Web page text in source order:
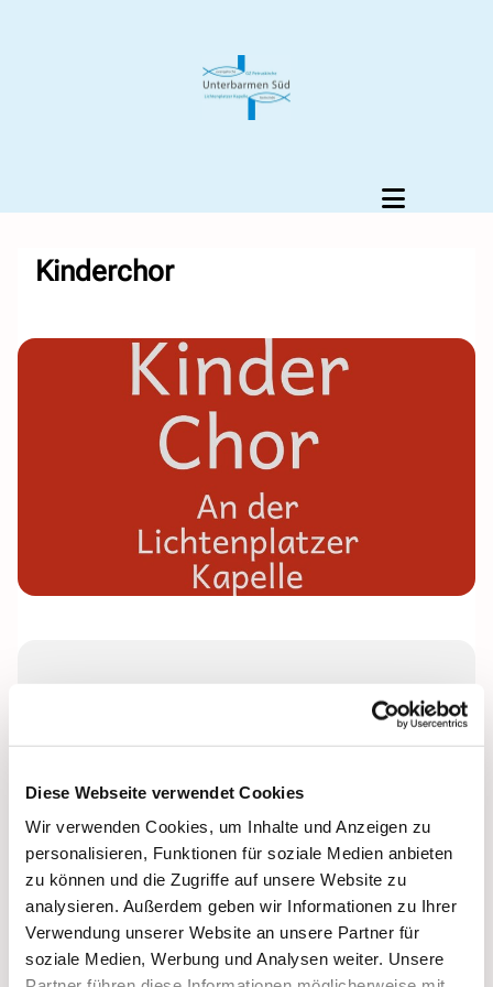
Diese Webseite verwendet Cookies
Wir verwenden Cookies, um Inhalte und Anzeigen zu
personalisieren, Funktionen für soziale Medien anbieten
zu können und die Zugriffe auf unsere Website zu
analysieren. Außerdem geben wir Informationen zu Ihrer
Verwendung unserer Website an unsere Partner für
soziale Medien, Werbung und Analysen weiter. Unsere
Kinderchor
Donnerstag, 28. Januar 2027, 16:00
Lichtenplatzer Kapelle
Leitung: Anke Beckmann